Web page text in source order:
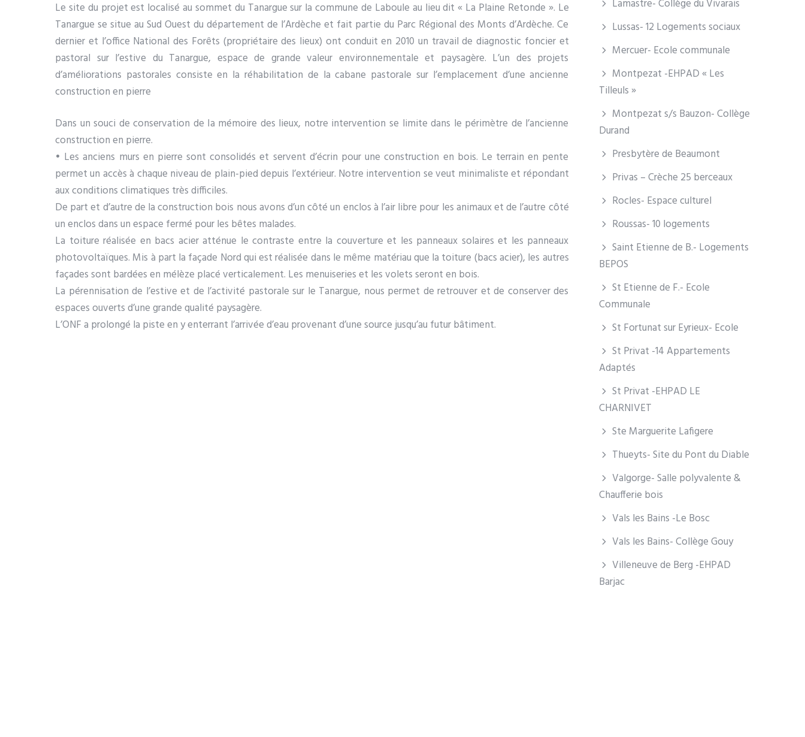
Le site du projet est localisé au sommet du Tanargue sur la commune de Laboule au lieu dit « La Plaine Retonde ». Le
Tanargue se situe au Sud Ouest du département de l’Ardèche et fait partie du Parc Régional des Monts d’Ardèche. Ce
dernier et l’office National des Forêts (propriétaire des lieux) ont conduit en 2010 un travail de diagnostic foncier et
pastoral sur l’estive du Tanargue, espace de grande valeur environnementale et paysagère. L’un des projets
d’améliorations pastorales consiste en la réhabilitation de la cabane pastorale sur l’emplacement d’une ancienne
construction en pierre
Dans un souci de conservation de la mémoire des lieux, notre intervention se limite dans le périmètre de l’ancienne
construction en pierre.
• Les anciens murs en pierre sont consolidés et servent d’écrin pour une construction en bois. Le terrain en pente
permet un accès à chaque niveau de plain-pied depuis l’extérieur. Notre intervention se veut minimaliste et répondant
aux conditions climatiques très difficiles.
De part et d’autre de la construction bois nous avons d’un côté un enclos à l’air libre pour les animaux et de l’autre côté
un enclos dans un espace fermé pour les bêtes malades.
La toiture réalisée en bacs acier atténue le contraste entre la couverture et les panneaux solaires et les panneaux
photovoltaïques. Mis à part la façade Nord qui est réalisée dans le même matériau que la toiture (bacs acier), les autres
façades sont bardées en mélèze placé verticalement. Les menuiseries et les volets seront en bois.
La pérennisation de l’estive et de l’activité pastorale sur le Tanargue, nous permet de retrouver et de conserver des
espaces ouverts d’une grande qualité paysagère.
L’ONF a prolongé la piste en y enterrant l’arrivée d’eau provenant d’une source jusqu’au futur bâtiment.
Lamastre- Collège du Vivarais
Lussas- 12 Logements sociaux
Mercuer- Ecole communale
Montpezat -EHPAD « Les
Tilleuls »
Montpezat s/s Bauzon- Collège
Durand
Presbytère de Beaumont
Privas – Crèche 25 berceaux
Rocles- Espace culturel
Roussas- 10 logements
Saint Etienne de B.- Logements
BEPOS
St Etienne de F.- Ecole
Communale
St Fortunat sur Eyrieux- Ecole
St Privat -14 Appartements
Adaptés
St Privat -EHPAD LE
CHARNIVET
Ste Marguerite Lafigere
Thueyts- Site du Pont du Diable
Valgorge- Salle polyvalente &
Chaufferie bois
Vals les Bains -Le Bosc
Vals les Bains- Collège Gouy
Villeneuve de Berg -EHPAD
Barjac